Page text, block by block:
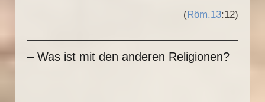
(Röm.13:12)
– Was ist mit den anderen Religionen?